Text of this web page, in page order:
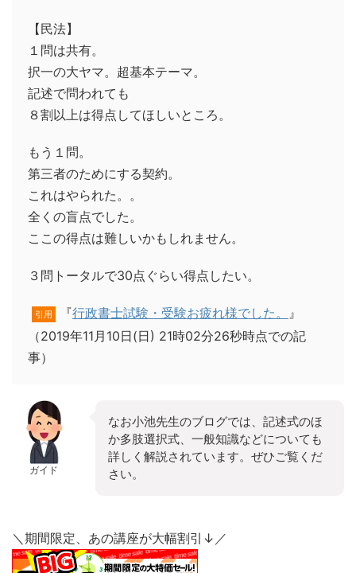
【民法】
１問は共有。
択一の大ヤマ。超基本テーマ。
記述で問われても
８割以上は得点してほしいところ。
もう１問。
第三者のためにする契約。
これはやられた。。
全くの盲点でした。
ここの得点は難しいかもしれません。
３問トータルで30点ぐらい得点したい。
引用 『行政書士試験・受験お疲れ様でした。
』
（2019年11月10日(日) 21時02分26秒時点での記
事）
ガイド
なお小池先生のブログでは、記述式のほ
か多肢選択式、一般知識などについても
詳しく解説されています。ぜひご覧くだ
さい。
＼期間限定、あの講座が大幅割引↓／